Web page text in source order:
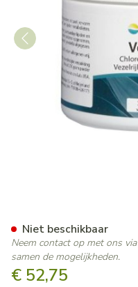
€ 52,75
Niet beschikbaar
Neem contact op met ons
samen de mogelijkheden.